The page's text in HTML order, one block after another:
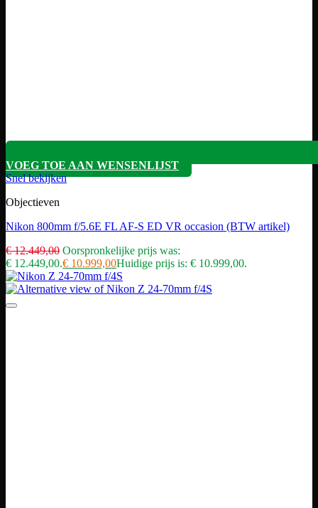
VOEG TOE AAN WENSENLIJST
Snel bekijken
Objectieven
Nikon 800mm f/5.6E FL AF-S ED VR occasion (BTW artikel)
€12.449,00 Oorspronkelijke prijs was:
€ 12.449,00.€ 10.999,00Huidige prijs is: € 10.999,00.